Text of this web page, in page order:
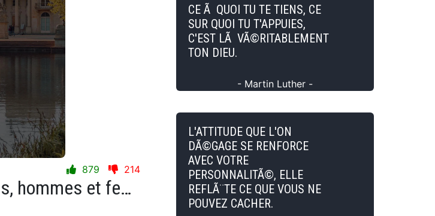
879 214
Le monde entier est un thÃ©Ã¢tre, Et tous, hommes et femmes, n'en sont que les acteurs. Et notre vie durant nous jouons plusieurs rÃ´les.
CE Ã QUOI TU TE TIENS, CE
SUR QUOI TU T'APPUIES,
C'EST LÃ VÃ©RITABLEMENT
TON DIEU.
- Martin Luther -
L'ATTITUDE QUE L'ON
DÃ©GAGE SE RENFORCE
AVEC VOTRE
PERSONNALITÃ©, ELLE
REFLÃ¨TE CE QUE VOUS NE
POUVEZ CACHER.